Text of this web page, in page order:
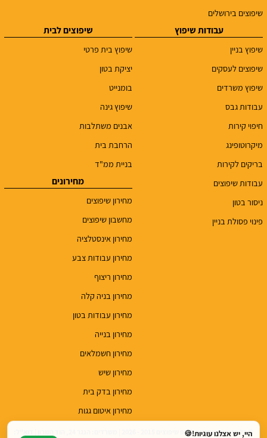
שיפוצים בירושלים
עבודות שיפוץ
שיפוץ בניין
שיפוצים לעסקים
שיפוץ משרדים
עבודות גבס
חיפוי קירות
מיקרוטופינג
בריקים לקירות
עבודות שיפוצים
ניסור בטון
פינוי פסולת בניין
שיפוצים לבית
שיפוץ בית פרטי
יציקת בטון
בומנייט
שיפוץ גינה
אבנים משתלבות
הרחבת בית
בניית ממ"ד
מחירונים
מחירון שיפוצים
מחשבון שיפוצים
מחירון אינסטלציה
מחירון עבודות צבע
מחירון ריצוף
מחירון בניה קלה
מחירון עבודות בטון
מחירון בנייה
מחירון חשמלאים
מחירון שיש
מחירון בדק בית
מחירון איטום גגות
היי, יש אצלנו עוגיות!🍪